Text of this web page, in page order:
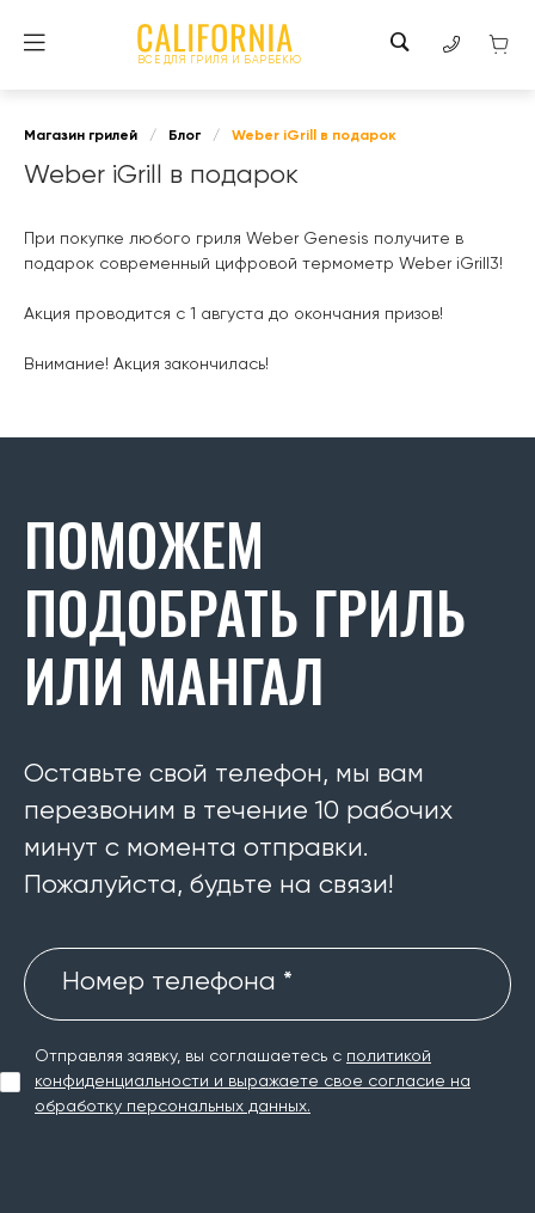
ВСЕ ДЛЯ ГРИЛЯ И БАРБЕКЮ
Магазин грилей / Блог / Weber iGrill в подарок
Weber iGrill в подарок
При покупке любого гриля Weber Genesis получите в
подарок современный цифровой термометр Weber iGrill3!
Акция проводится с 1 августа до окончания призов!
Внимание! Акция закончилась!
ПОМОЖЕМ
ПОДОБРАТЬ ГРИЛЬ
ИЛИ МАНГАЛ
Оставьте свой телефон, мы вам
перезвоним в течение 10 рабочих
минут с момента отправки.
Пожалуйста, будьте на связи!
Номер телефона *
Отправляя заявку, вы соглашаетесь с политикой
конфиденциальности и выражаете свое согласие на
обработку персональных данных.